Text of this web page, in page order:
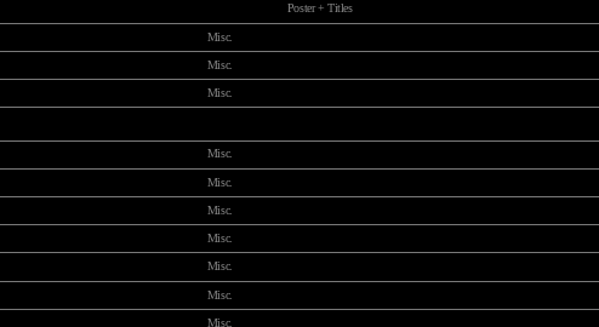
Poster + Titles
Misc.
Misc.
Misc.
Misc.
Misc.
Misc.
Misc.
Misc.
Misc.
Misc.